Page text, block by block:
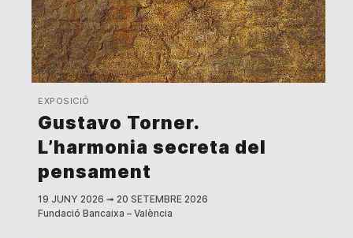
EXPOSICIÓ
Gustavo Torner.
L’harmonia secreta del
pensament
19 JUNY 2026 ➟ 20 SETEMBRE 2026
Fundació Bancaixa – València